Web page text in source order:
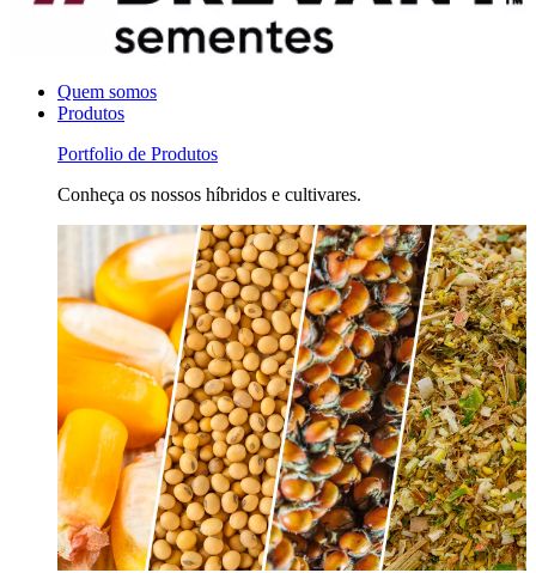
Quem somos
Produtos
Portfolio de Produtos
Conheça os nossos híbridos e cultivares.